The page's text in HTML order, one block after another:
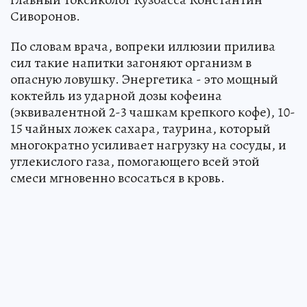
Сиворонов.
По словам врача, вопреки иллюзии прилива
сил такие напитки загоняют организм в
опасную ловушку. Энергетика - это мощный
коктейль из ударной дозы кофеина
(эквивалентной 2-3 чашкам крепкого кофе), 10-
15 чайных ложек сахара, таурина, который
многократно усиливает нагрузку на сосуды, и
углекислого газа, помогающего всей этой
смеси мгновенно всосаться в кровь.